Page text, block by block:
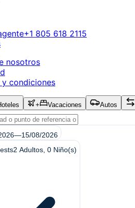
+1 805 618 2115
nosotros
y condiciones
+ Vacaciones Autos
—15/08/2026
2 Adultos 0 Niño(s)